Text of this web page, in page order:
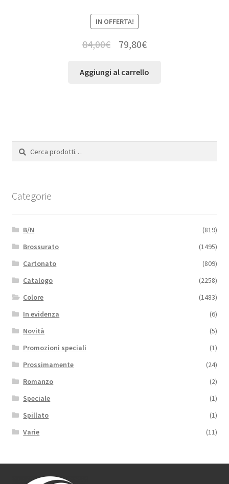
IN OFFERTA!
84,00€ 79,80€
Aggiungi al carrello
Cerca:
Cerca
Categorie
B/N
(819)
Brossurato
(1495)
Cartonato
(809)
Catalogo
(2258)
Colore
(1483)
In evidenza
(6)
Novità
(5)
Promozioni speciali
(1)
Prossimamente
(24)
Romanzo
(2)
Speciale
(1)
Spillato
(1)
Varie
(11)